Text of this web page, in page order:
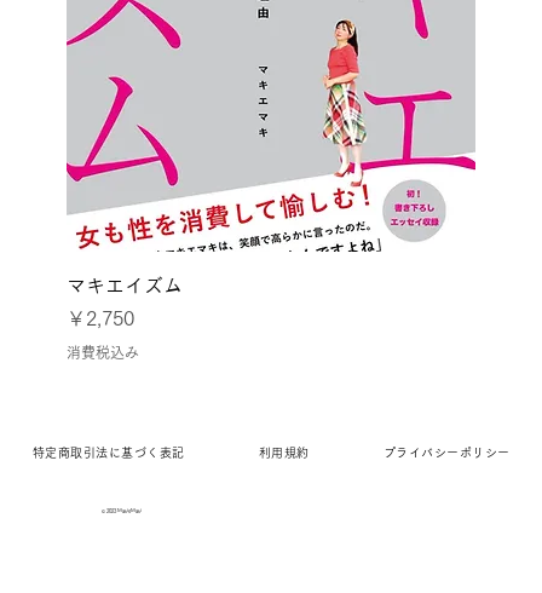
マキエイズム
価格
￥2,750
消費税込み
特定商取引法に基づく表記 利用規約 プライバシーポリシー
© 2023 MakieMaki